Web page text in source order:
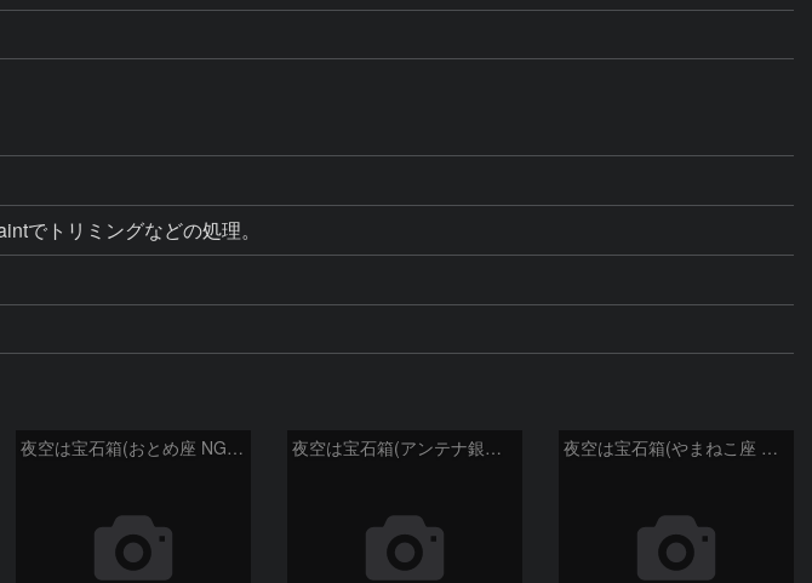
でトリミングなどの処理。
夜空は宝石箱(おとめ座 NGC5746) Seestar50 夜空は宝石箱(アンテナ銀河 NGC4038) Seestar50 夜空は宝石箱(やまねこ座 NGC2683) Seestar50